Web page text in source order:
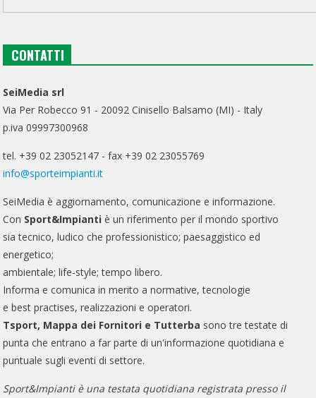
CONTATTI
SeiMedia srl
Via Per Robecco 91 - 20092 Cinisello Balsamo (MI) - Italy
p.iva 09997300968
tel. +39 02 23052147 - fax +39 02 23055769
info@sporteimpianti.it
SeiMedia è aggiornamento, comunicazione e informazione.
Con Sport&Impianti è un riferimento per il mondo sportivo
sia tecnico, ludico che professionistico; paesaggistico ed
energetico;
ambientale; life-style; tempo libero.
Informa e comunica in merito a normative, tecnologie
e best practises, realizzazioni e operatori.
Tsport, Mappa dei Fornitori e Tutterba sono tre testate di
punta che entrano a far parte di un'informazione quotidiana e
puntuale sugli eventi di settore.
Sport&Impianti è una testata quotidiana registrata presso il